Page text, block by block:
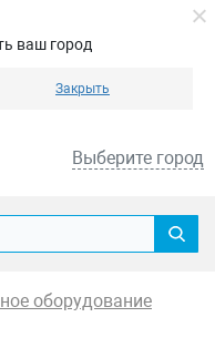
ваш город
Закрыть
Выберите город
оборудование